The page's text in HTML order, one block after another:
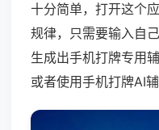
十分简单，打开这个
规律，只需要输入自
生成出手机打牌专用
或者使用手机打牌AI